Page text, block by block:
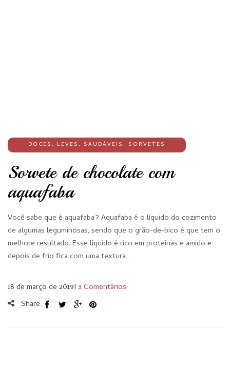
DOCES, LEVES, SAUDÁVEIS, SORVETES
Sorvete de chocolate com
aquafaba
Você sabe que é aquafaba? Aquafaba é o líquido do cozimento
de algumas leguminosas, sendo que o grão-de-bico é que tem o
melhore resultado. Esse líquido é rico em proteínas e amido e
depois de frio fica com uma textura…
18 de março de 2019I 3 Comentários
Share